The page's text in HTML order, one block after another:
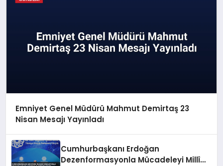
Emniyet Genel Müdürü Mahmut Demirtaş 23
Nisan Mesajı Yayınladı
Cumhurbaşkanı Erdoğan
Dezenformasyonla Mücadeleyi Millî